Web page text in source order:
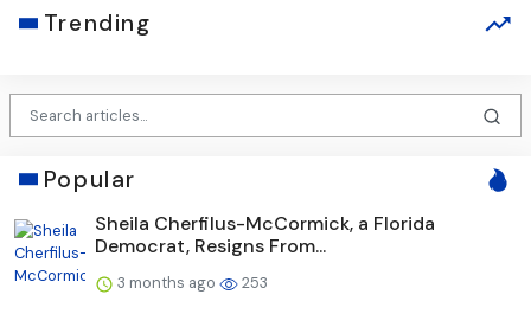
Trending
Popular
Sheila Cherfilus-McCormick, a Florida
Democrat, Resigns From...
3 months ago 253